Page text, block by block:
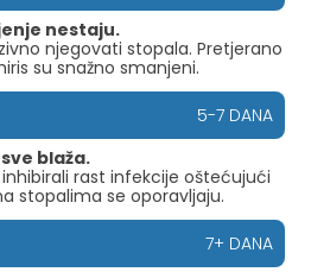
nestaju.
njegovati stopala. Pretjerano
su snažno smanjeni.
5-7 DANA
blaža.
rast infekcije oštećujući
stopalima se oporavljaju.
7+ DANA